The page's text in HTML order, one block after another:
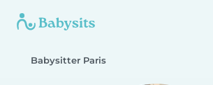
Babysitter Paris